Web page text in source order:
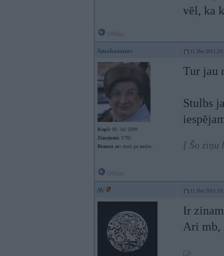
vēl, ka
Amakatanav 11. Dec 2011,
Kopš: 06. Jul 2009
Ziņojumi: 1795
Braucu ar: muti pa ausīm.
Tur jau
Stulbs
[ Šo ziņu
AV 11. Dec 2011,
Ir
Ari mb,